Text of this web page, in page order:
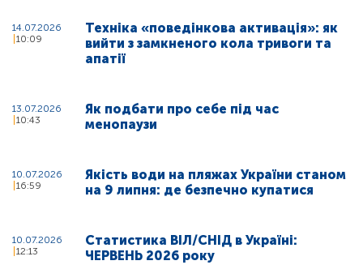
14.07.2026
10:09
Техніка «поведінкова активація»: як
вийти з замкненого кола тривоги та
апатії
13.07.2026
10:43
Як подбати про себе під час
менопаузи
10.07.2026
16:59
Якість води на пляжах України станом
на 9 липня: де безпечно купатися
10.07.2026
12:13
Статистика ВІЛ/СНІД в Україні:
ЧЕРВЕНЬ 2026 року